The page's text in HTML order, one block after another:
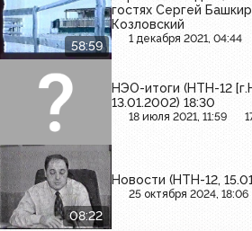
58:59
гостях Сергей
Козловский
1 декабря 2021, 04:44
НЭО-итоги (НТН-12
13.01.2002) 18:30
18 июля 2021, 11:59
08:22
Новости (НТН-12,
25 октября 2024, 18:06